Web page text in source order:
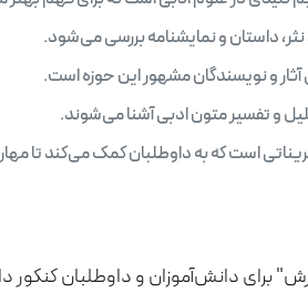
داستان و نمایشنامه بررسی می‌شود.
و نویسندگان مشهور این حوزه است.
و تفسیر متون ادبی آشنا می‌شوند.
است که به داوطلبان کمک می‌کند تا
برای دانش‌آموزان و داوطلبان کنکور